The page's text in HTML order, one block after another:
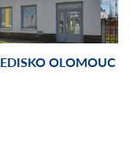
OLOMOUC